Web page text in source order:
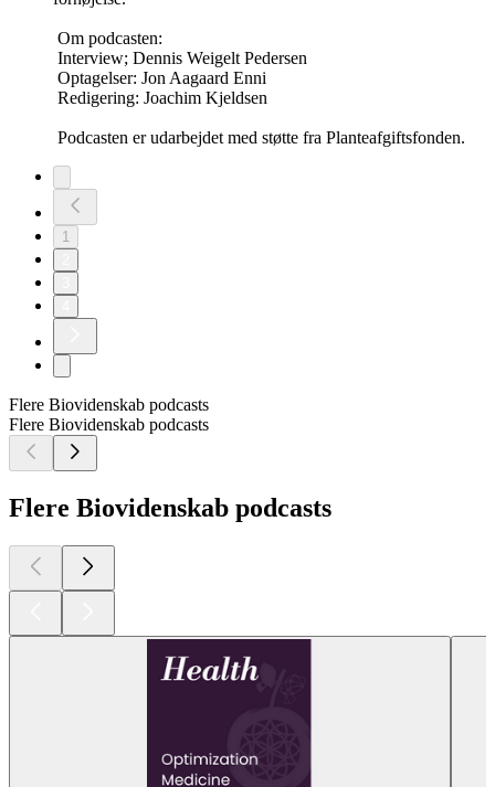
Om podcasten:
Interview; Dennis Weigelt Pedersen
Optagelser: Jon Aagaard Enni
Redigering: Joachim Kjeldsen
Podcasten er udarbejdet med støtte fra Planteafgiftsfonden.
1
Flere Biovidenskab podcasts
Flere Biovidenskab podcasts
Flere Biovidenskab podcasts